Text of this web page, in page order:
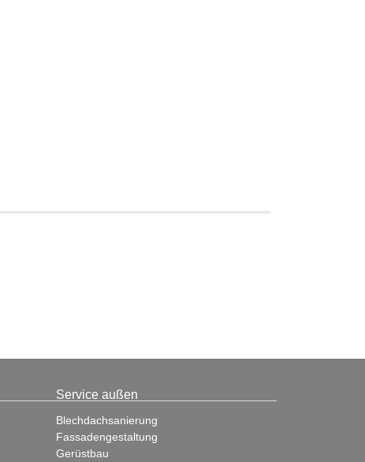
Service außen
Blechdachsanierung
Fassadengestaltung
Gerüstbau